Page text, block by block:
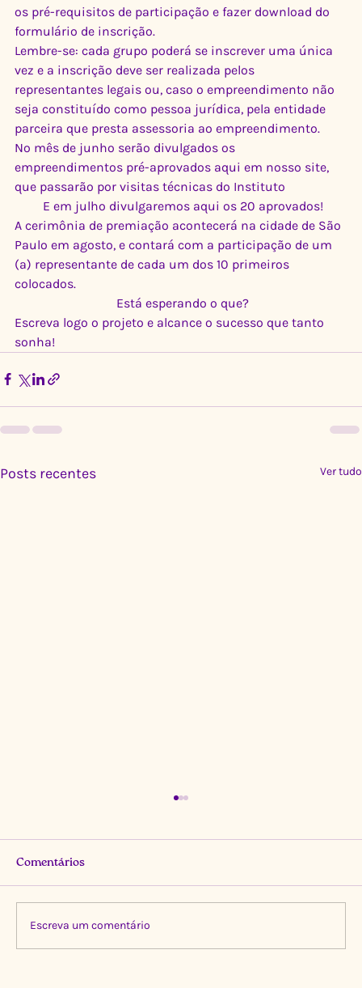
os pré-requisitos de participação e fazer download do
formulário de inscrição.
Lembre-se: cada grupo poderá se inscrever uma única
vez e a inscrição deve ser realizada pelos
representantes legais ou, caso o empreendimento não
seja constituído como pessoa jurídica, pela entidade
parceira que presta assessoria ao empreendimento.
No mês de junho serão divulgados os
empreendimentos pré-aprovados aqui em nosso site,
que passarão por visitas técnicas do Instituto
E em julho divulgaremos aqui os 20 aprovados!
A cerimônia de premiação acontecerá na cidade de São
Paulo em agosto, e contará com a participação de um
(a) representante de cada um dos 10 primeiros
colocados.
Está esperando o que?
Escreva logo o projeto e alcance o sucesso que tanto
sonha!
Posts recentes Ver tudo
Comentários
Escreva um comentário